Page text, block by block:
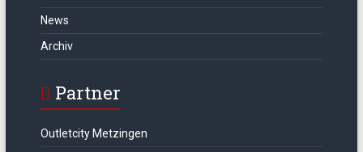
News
Archiv
Partner
Outletcity Metzingen